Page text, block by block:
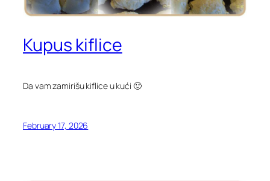
Kupus kiflice
Da vam zamirišu kiflice u kući 🙂
February 17, 2026